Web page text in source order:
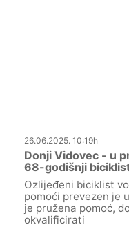
26.06.2025. 10:19h
Donji Vidovec - u
68-godišnji
Ozlijeđeni biciklist
pomoći prevezen je
je pružena pomoć,
okvalificirati